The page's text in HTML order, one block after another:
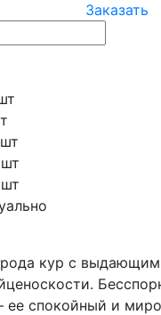
Заказать
кур с
ее спокойный и